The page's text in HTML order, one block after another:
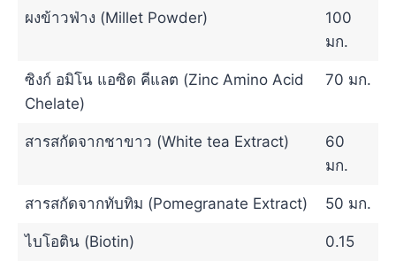
ผงข้าวฟ่าง (Millet Powder)
100
มก.
ซิงก์ อมิโน แอซิด คีแลต (Zinc Amino Acid
Chelate)
70 มก.
สารสกัดจากชาขาว (White tea Extract)
60
มก.
สารสกัดจากทับทิม (Pomegranate Extract) 50 มก.
ไบโอติน (Biotin)
0.15